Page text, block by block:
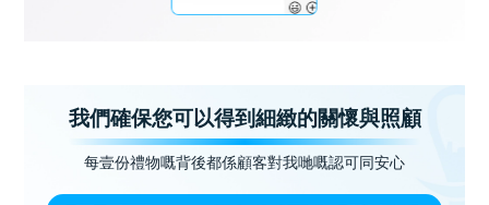
我們確保您可以得到細緻的關懷與照顧
每壹份禮物嘅背後都係顧客對我哋嘅認可同安心